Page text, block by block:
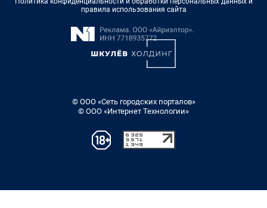
правила использования сайта
© ООО «Сеть городских порталов»
© ООО «Интернет Технологии»